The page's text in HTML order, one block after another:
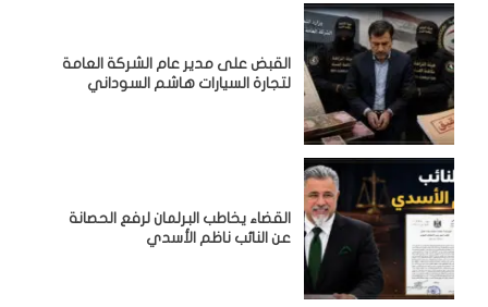
القبض على مدير عام الشركة العامة
لتجارة السيارات هاشم السوداني
القضاء يخاطب البرلمان لرفع الحصانة
عن النائب ناظم الأسدي